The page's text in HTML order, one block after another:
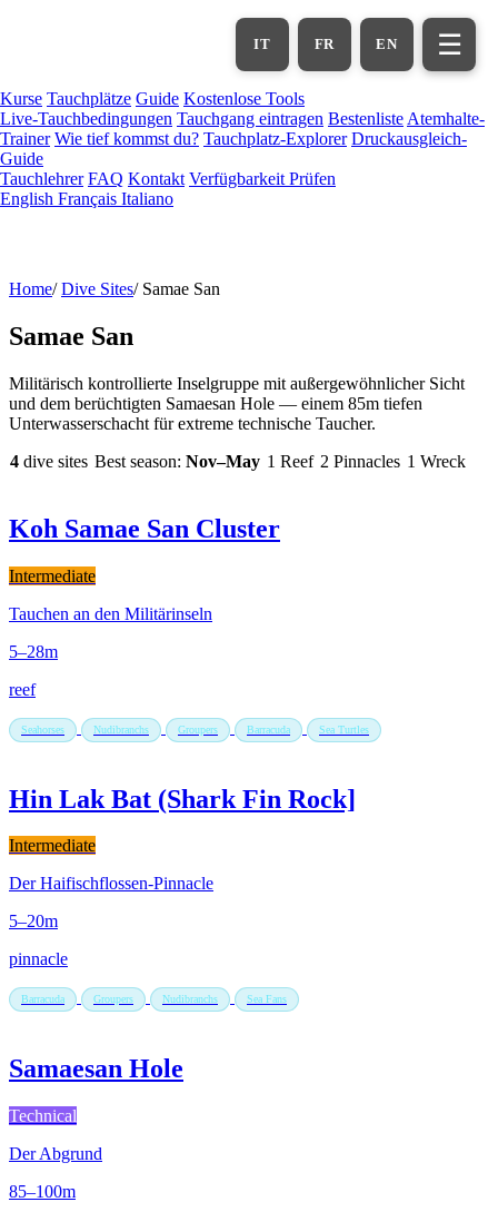
EN
FR
IT ☰
Kurse Tauchplätze Guide Kostenlose Tools
Live-Tauchbedingungen Tauchgang eintragen Bestenliste Atemhalte-
Trainer Wie tief kommst du? Tauchplatz-Explorer Druckausgleich-
Guide
Tauchlehrer FAQ Kontakt Verfügbarkeit Prüfen
English Français Italiano
Home/ Dive Sites/ Samae San
Samae San
Militärisch kontrollierte Inselgruppe mit außergewöhnlicher Sicht
und dem berüchtigten Samaesan Hole — einem 85m tiefen
Unterwasserschacht für extreme technische Taucher.
4 dive sites Best season: Nov–May 1 Reef 2 Pinnacles 1 Wreck
Koh Samae San Cluster
Intermediate
Tauchen an den Militärinseln
5–28m
reef
Seahorses Nudibranchs Groupers Barracuda Sea Turtles
Hin Lak Bat (Shark Fin Rock]
Intermediate
Der Haifischflossen-Pinnacle
5–20m
pinnacle
Barracuda Groupers Nudibranchs Sea Fans
Samaesan Hole
Technical
Der Abgrund
85–100m